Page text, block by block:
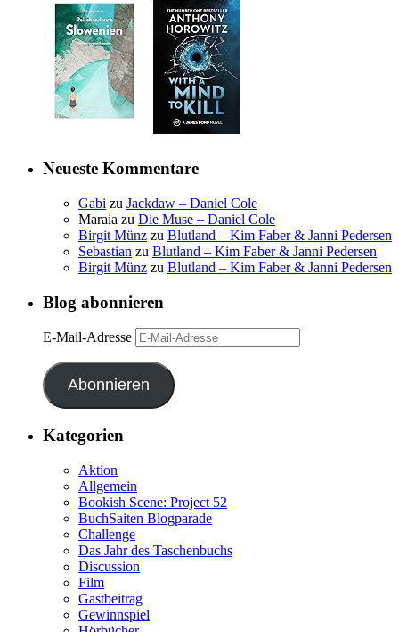
Neueste Kommentare
Gabi zu Jackdaw – Daniel Cole
Maraia zu Die Muse – Daniel Cole
Birgit Münz zu Blutland – Kim Faber & Janni Pedersen
Sebastian zu Blutland – Kim Faber & Janni Pedersen
Birgit Münz zu Blutland – Kim Faber & Janni Pedersen
Blog abonnieren
E-Mail-Adresse
Abonnieren
Kategorien
Aktion
Allgemein
Bookish Scene: Project 52
BuchSaiten Blogparade
Challenge
Das Jahr des Taschenbuchs
Discussion
Film
Gastbeitrag
Gewinnspiel